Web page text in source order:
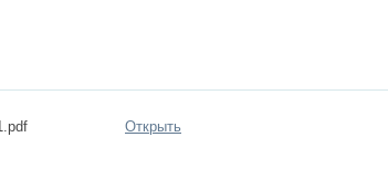
Открыть